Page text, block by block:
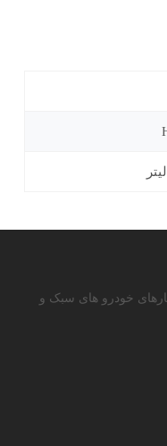
خودرو های سبک و